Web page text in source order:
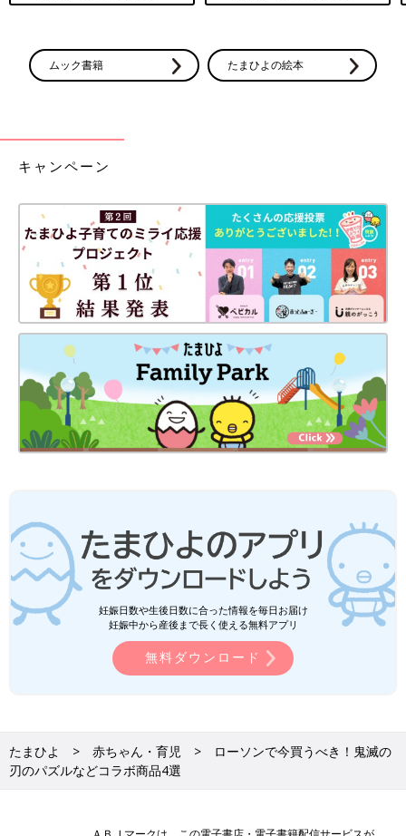
ムック書籍 たまひよの絵本
キャンペーン
妊娠日数や生後日数に合った情報を毎日お届け
妊娠中から産後まで長く使える無料アプリ
無料ダウンロード
たまひよ 赤ちゃん・育児
ローソンで今買うべき！鬼滅の
刃のパズルなどコラボ商品4選